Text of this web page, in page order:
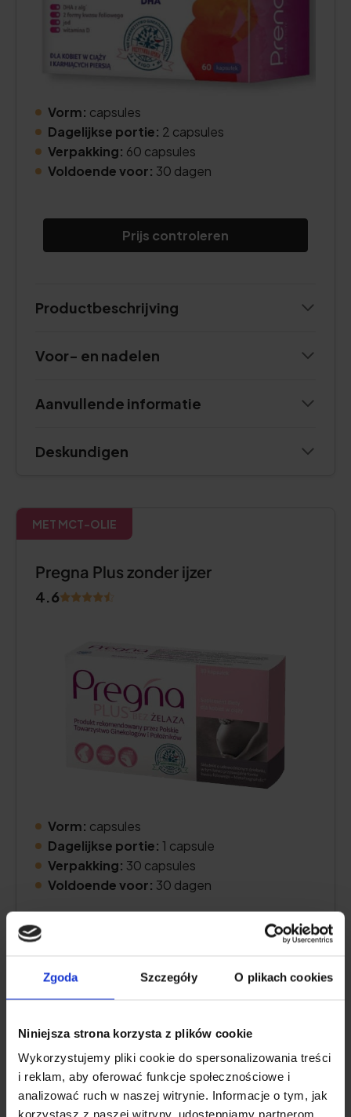
Zgoda Szczegóły O plikach cookies
Niniejsza strona korzysta z plików cookie
Wykorzystujemy pliki cookie do spersonalizowania treści
i reklam, aby oferować funkcje społecznościowe i
analizować ruch w naszej witrynie. Informacje o tym, jak
korzystasz z naszej witryny, udostępniamy partnerom
Vorm: capsules
Dagelijkse portie: 2 capsules
Verpakking: 60 capsules
Voldoende voor: 30 dagen
Prijs controleren
Productbeschrijving
Voor- en nadelen
Aanvullende informatie
Deskundigen
MET MCT-OLIE
Pregna Plus zonder ijzer
4.6
Vorm: capsules
Dagelijkse portie: 1 capsule
Verpakking: 30 capsules
Voldoende voor: 30 dagen
Voor- en nadelen